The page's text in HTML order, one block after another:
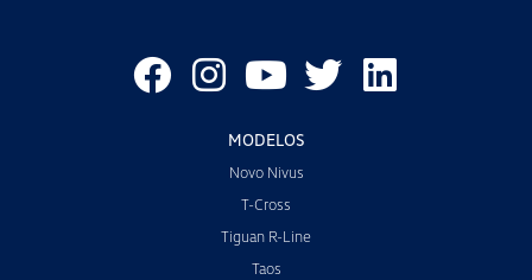
MODELOS
Novo Nivus
T-Cross
Tiguan R-Line
Taos